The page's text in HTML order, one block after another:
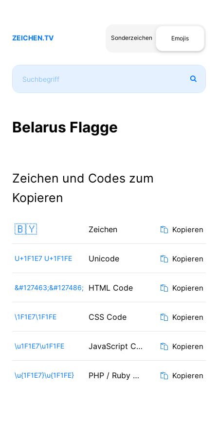
ZEICHEN.TV Sonderzeichen Emojis
Belarus Flagge
Zeichen und Codes zum
Kopieren
🇧🇾 Zeichen Kopieren
U+1F1E7 U+1F1FE Unicode Kopieren
&#127463;&#127486; HTML Code Kopieren
\1F1E7\1F1FE CSS Code Kopieren
\u1F1E7\u1F1FE JavaScript Code Kopieren
\u{1F1E7}\u{1F1FE} PHP / Ruby Code Kopieren